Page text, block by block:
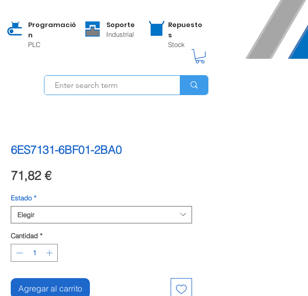
Programació
n
PLC
Soporte
Industrial
Repuesto
s
Stock
6ES7131-6BF01-2BA0
71,82 €Precio
Estado *
Elegir
Cantidad *
Agregar al carrito